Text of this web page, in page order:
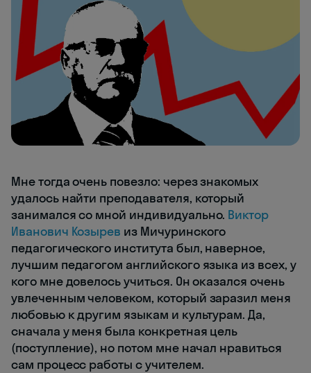
Мне тогда очень повезло: через знакомых
удалось найти преподавателя, который
занимался со мной индивидуально. Виктор
Иванович Козырев из Мичуринского
педагогического института был, наверное,
лучшим педагогом английского языка из всех, у
кого мне довелось учиться. Он оказался очень
увлеченным человеком, который заразил меня
любовью к другим языкам и культурам. Да,
сначала у меня была конкретная цель
(поступление), но потом мне начал нравиться
сам процесс работы с учителем.